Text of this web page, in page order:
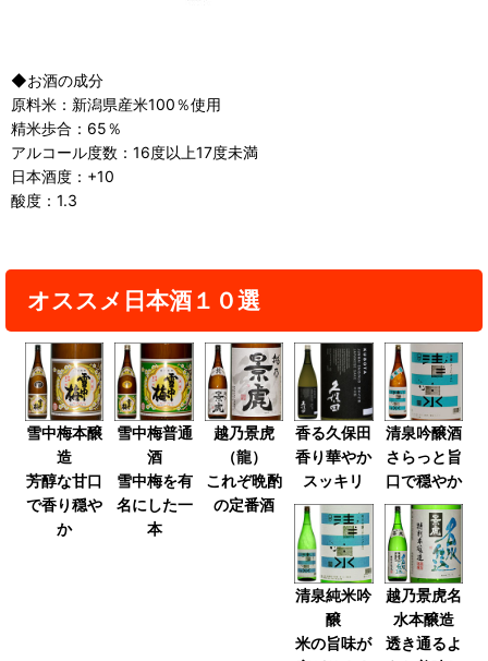
◆お酒の成分
原料米：新潟県産米100％使用
精米歩合：65％
アルコール度数：16度以上17度未満
日本酒度：+10
酸度：1.3
オススメ日本酒１０選
雪中梅本醸
造
芳醇な甘口
で香り穏や
か
雪中梅普通
酒
雪中梅を有
名にした一
本
越乃景虎
（龍）
これぞ晩酌
の定番酒
香る久保田
香り華やか
スッキリ
清泉吟醸酒
さらっと旨
口で穏やか
清泉純米吟
醸
米の旨味が
越乃景虎名
水本醸造
透き通るよ